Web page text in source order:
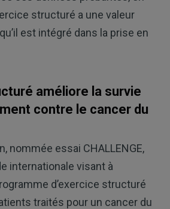
structuré a une valeur
est intégré dans la prise en
améliore la survie
contre le cancer du
nommée essai CHALLENGE,
internationale visant à
d’exercice structuré
traités pour un cancer du